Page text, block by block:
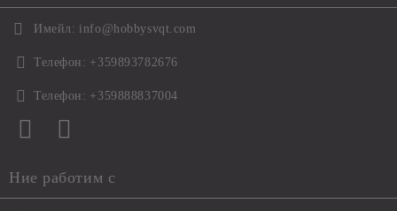
Имейл: info@hobbysvqt.com
Телефон: +359893782676
Телефон: +359888837004
Ние работим с